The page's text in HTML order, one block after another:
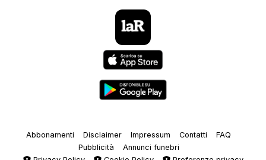
Abbonamenti Disclaimer Impressum Contatti
FAQ
Pubblicità
Annunci funebri